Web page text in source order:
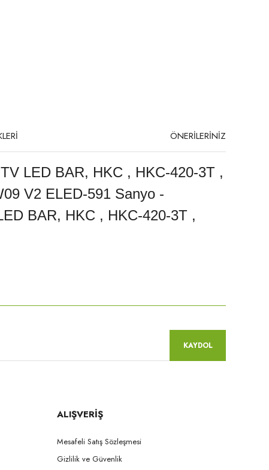
ÖNERİLERİNİZ
LED BAR, HKC , HKC-420-3T ,
V2 ELED-591 Sanyo -
BAR, HKC , HKC-420-3T ,
KAYDOL
ALIŞVERİŞ
Mesafeli Satış Sözleşmesi
Gizlilik ve Güvenlik